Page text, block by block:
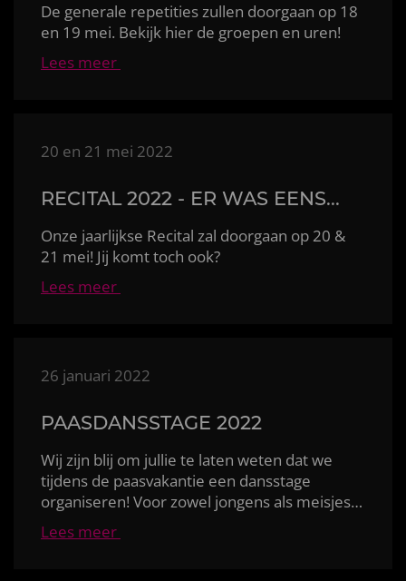
De generale repetities zullen doorgaan op 18
en 19 mei. Bekijk hier de groepen en uren!
Lees meer
20 en 21 mei 2022
RECITAL 2022 - ER WAS EENS...
Onze jaarlijkse Recital zal doorgaan op 20 &
21 mei! Jij komt toch ook?
Lees meer
26 januari 2022
PAASDANSSTAGE 2022
Wij zijn blij om jullie te laten weten dat we
tijdens de paasvakantie een dansstage
Lees meer